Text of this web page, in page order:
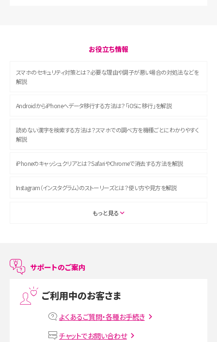
お役立ち情報
スマホのセキュリティ対策とは？必要な理由や調子が悪い場合の対処法などを
解説
AndroidからiPhoneへデータ移行する方法は？「iOSに移行」を解説
読めない漢字を検索する方法は？スマホでの調べ方を機種ごとにわかりやすく
解説
iPhoneのキャッシュクリアとは？SafariやChromeで消去する方法を解説
Instagram（インスタグラム）のストーリーズとは？使い方や見方を解説
ASMRとは？初心者向けの代表ジャンルや楽しみ方を解説
LINEで友だちを削除する方法は？方法ごとの影響や復活・復元する方法も解説
プリペイドSIMとは？種類やメリット・デメリット、利用までの流れを解説
VPN接続とは？仕組みや必要性、メリット・デメリット、接続方法を解説
もっと見る
サポートのご案内
ご利用中のお客さま
よくあるご質問・各種お手続き
チャットでお問い合わせ